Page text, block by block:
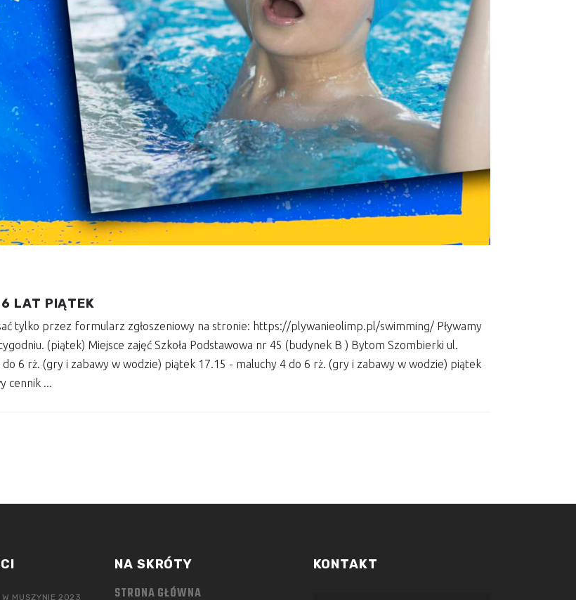
LAT PIĄTEK
tylko przez formularz zgłoszeniowy na stronie: https://plywanieolimp.pl/swimming/ Pływamy
(piątek) Miejsce zajęć Szkoła Podstawowa nr 45 (budynek B ) Bytom Szombierki ul.
6 rż. (gry i zabawy w wodzie) piątek 17.15 - maluchy 4 do 6 rż. (gry i zabawy w wodzie) piątek
cennik
W MUSZYNIE 2023
NA SKRÓTY
STRONA GŁÓWNA
KONTAKT